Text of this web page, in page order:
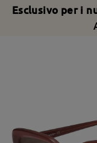
Esclusivo per i